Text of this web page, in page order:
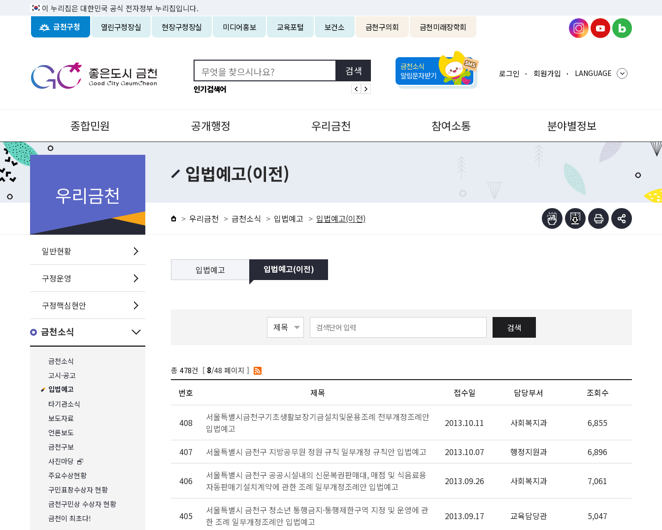
이 누리집은 대한민국 공식 전자정부 누리집입니다.
금천구청 열린구청장실 현장구청장실 미디어홍보 교육포털 보건소 금천구의회 금천미래장학회
인기검색어
금천소식
알림문자받기
로그인 회원가입 LANGUAGE
종합민원 공개행정 우리금천 참여소통 분야별정보
우리금천
일반현황
구정운영
구정핵심현안
금천소식
금천소식
고시·공고
입법예고
타기관소식
보도자료
언론보도
금천구보
사진마당
주요수상현황
구민표창수상자 현황
금천구민상 수상자 현황
금천이 최초다!
입법예고(이전)
우리금천 금천소식 입법예고 입법예고(이전)
입법예고 입법예고(이전)
검색
총 478건 [ 8/48 페이지 ]
번호 제목 접수일 담당부서 조회수
408
서울특별시금천구기초생활보장기금설치및운용조례 전부개정조례안
입법예고
2013.10.11 사회복지과 6,855
407 서울특별시 금천구 지방공무원 정원 규칙 일부개정 규칙안 입법예고 2013.10.07 행정지원과 6,896
406
서울특별시 금천구 공공시설내의 신문복권판매대, 매점 및 식음료용
자동판매기설치계약에 관한 조례 일부개정조례안 입법예고
2013.09.26 사회복지과 7,061
405
서울특별시 금천구 청소년 통행금지·통행제한구역 지정 및 운영에 관
한 조례 일부개정조례안 입법예고
2013.09.17 교육담당관 5,047